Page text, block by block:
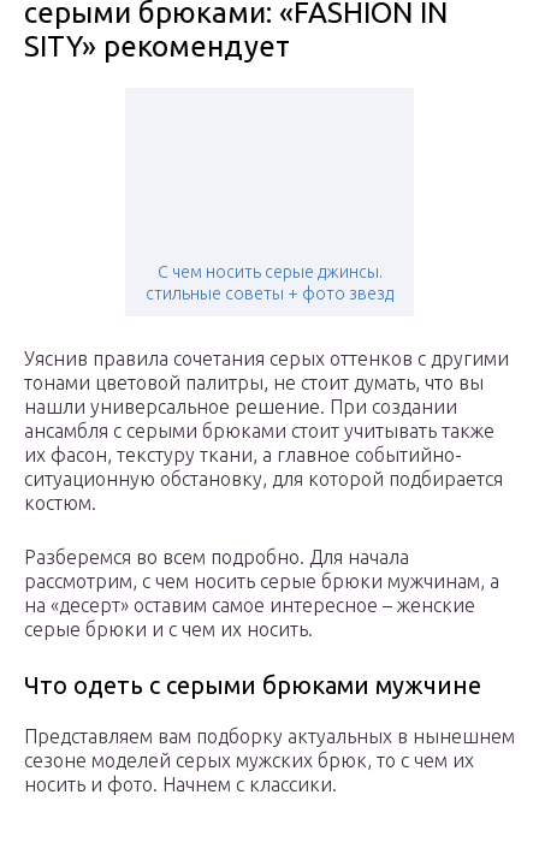
серыми брюками: «FASHION IN
SITY» рекомендует
С чем носить серые джинсы.
стильные советы + фото звезд
Уяснив правила сочетания серых оттенков с другими
тонами цветовой палитры, не стоит думать, что вы
нашли универсальное решение. При создании
ансамбля с серыми брюками стоит учитывать также
их фасон, текстуру ткани, а главное событийно-
ситуационную обстановку, для которой подбирается
костюм.
Разберемся во всем подробно. Для начала
рассмотрим, с чем носить серые брюки мужчинам, а
на «десерт» оставим самое интересное – женские
серые брюки и с чем их носить.
Что одеть с серыми брюками мужчине
Представляем вам подборку актуальных в нынешнем
сезоне моделей серых мужских брюк, то с чем их
носить и фото. Начнем с классики.